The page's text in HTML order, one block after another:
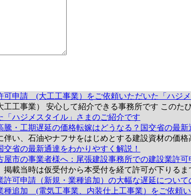
可申請 (大工工事業）をご依頼いただいた「ハジ
工事業） 安心して紹介できる事務所です このた
「ハジメスタイル」さまのご紹介です
騰・工期遅延の価格転嫁はどうなる？国交省の最新
伴い、石油やナフサをはじめとする建設資材の価
省の最新通達をわかりやすく解説！
屋市の事業者様へ：尾張建設事務所での建設業許
掲載当時は仮受付から本受付を経て許可が下りる
許可申請（新規・業種追加）の大幅な遅延について
種追加 (電気工事業、内装仕上工事業）をご依頼